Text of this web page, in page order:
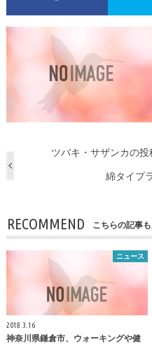
ツバキ・サザンカの投
綿タイプ
RECOMMEND こちらの記事も
ニュース
2018.3.16
神奈川県鎌倉市、ウォーキングや健